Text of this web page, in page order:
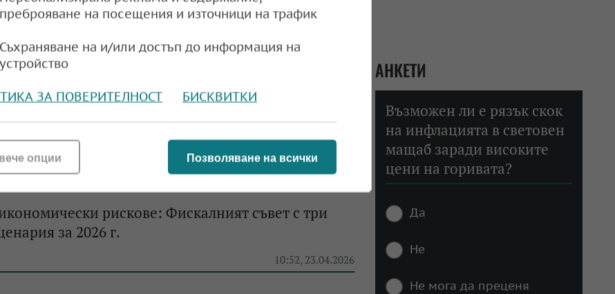
рискове: Фискалният съвет с три
за 2026 г.
10:52, 23.04.2026
АНКЕТИ
Възможен ли е рязък скок
на инфлацията в световен
мащаб заради високите
цени на горивата?
Да
Не
Не мога да преценя
преброяване на посещения и източници на трафик
Съхраняване на и/или достъп до информация на
устройство
ЗА ПОВЕРИТЕЛНОСТ БИСКВИТКИ
Позволяване на всички
опции